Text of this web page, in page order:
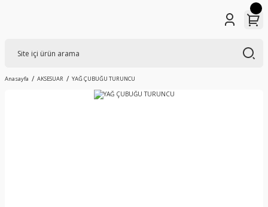
Anasayfa AKSESUAR YAĞ ÇUBUĞU TURUNCU